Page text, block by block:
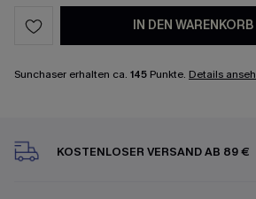
IN DEN WARENKORB
Sunchaser erhalten ca. 145 Punkte. Details
KOSTENLOSER VERSAND AB 89 €